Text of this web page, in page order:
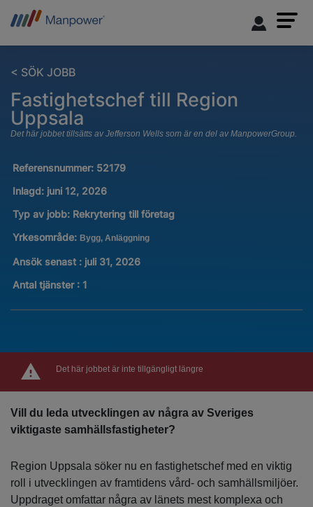
< SÖK JOBB
Fastighetschef till Region
Uppsala
Det här jobbet tillsätts av Jefferson Wells som är en del av ManpowerGroup.
Referensnummer: 52179
Inlagd: juni 12, 2026
Typ av jobb: Rekrytering till företag
Yrkesområde: Bygg, Anläggning
Ansök senast : juli 31, 2026
Antal tjänster : 1
Det här jobbet är inte tillgängligt längre
Vill du leda utvecklingen av några av Sveriges
viktigaste samhällsfastigheter?
Region Uppsala söker nu en fastighetschef med en viktig
roll i utvecklingen av framtidens vård- och samhällsmiljöer.
Uppdraget omfattar några av länets mest komplexa och